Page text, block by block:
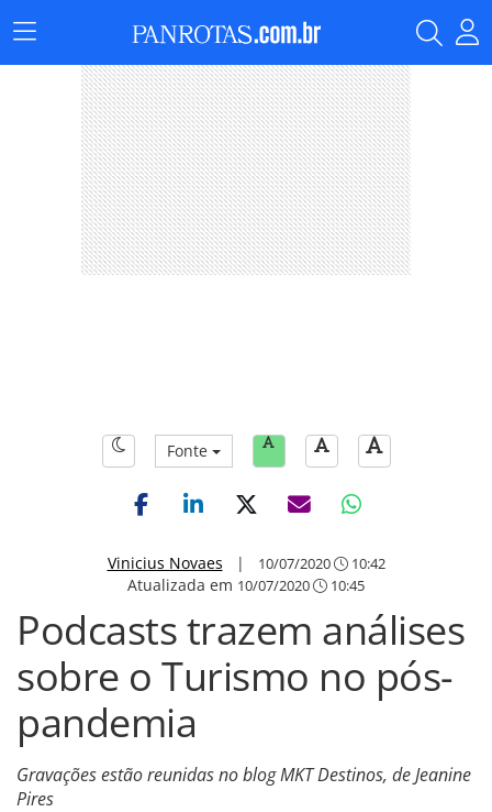
Menu
Principal
Fonte
Vinicius Novaes | 10/07/2020 10:42
Atualizada em 10/07/2020 10:45
Podcasts trazem análises
sobre o Turismo no pós-
pandemia
Gravações estão reunidas no blog MKT Destinos, de Jeanine
Pires